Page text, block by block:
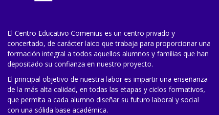
El Centro Educativo Comenius es un centro privado y
concertado, de carácter laico que trabaja para proporcionar una
formación integral a todos aquellos alumnos y familias que han
depositado su confianza en nuestro proyecto.
El principal objetivo de nuestra labor es impartir una enseñanza
de la más alta calidad, en todas las etapas y ciclos formativos,
que permita a cada alumno diseñar su futuro laboral y social
con una sólida base académica.